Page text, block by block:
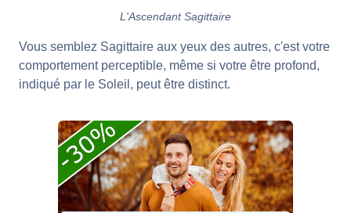
L'Ascendant Sagittaire
Vous semblez Sagittaire aux yeux des autres, c'est votre
comportement perceptible, même si votre être profond,
indiqué par le Soleil, peut être distinct.